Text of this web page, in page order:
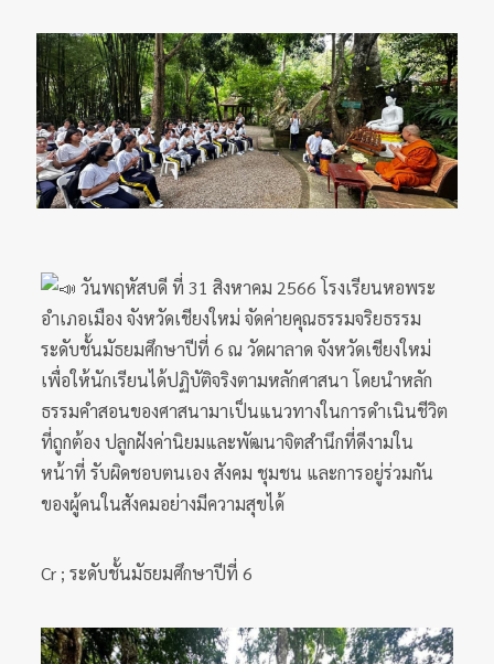
วันพฤหัสบดี ที่ 31 สิงหาคม 2566 โรงเรียนหอพระ
อำเภอเมือง จังหวัดเชียงใหม่ จัดค่ายคุณธรรมจริยธรรม
ระดับชั้นมัธยมศึกษาปีที่ 6 ณ วัดผาลาด จังหวัดเชียงใหม่
เพื่อให้นักเรียนได้ปฏิบัติจริงตามหลักศาสนา โดยนำหลัก
ธรรมคำสอนของศาสนามาเป็นแนวทางในการดำเนินชีวิต
ที่ถูกต้อง ปลูกฝังค่านิยมและพัฒนาจิตสำนึกที่ดีงามใน
หน้าที่ รับผิดชอบตนเอง สังคม ชุมชน และการอยู่ร่วมกัน
ของผู้คนในสังคมอย่างมีความสุขได้
Cr ; ระดับชั้นมัธยมศึกษาปีที่ 6